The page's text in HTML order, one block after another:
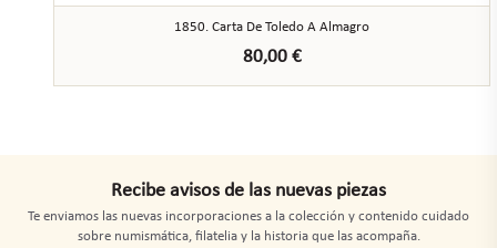
1850. Carta De Toledo A Almagro
80,00 €
Recibe avisos de las nuevas piezas
Te enviamos las nuevas incorporaciones a la colección y contenido cuidado
sobre numismática, filatelia y la historia que las acompaña.